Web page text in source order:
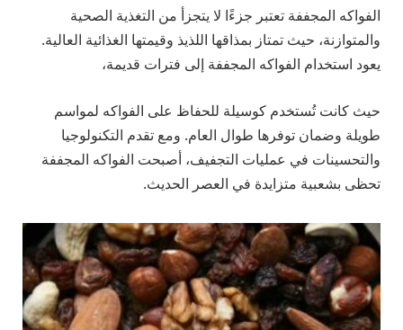
الفواكه المجففة تعتبر جزءًا لا يتجزأ من التغذية الصحية
والمتوازنة، حيث تمتاز بمذاقها اللذيذ وقيمتها الغذائية العالية.
يعود استخدام الفواكه المجففة إلى فترات قديمة،
حيث كانت تُستخدم كوسيلة للحفاظ على الفواكه لمواسم
طويلة وضمان توفرها طوال العام. ومع تقدم التكنولوجيا
والتحسينات في عمليات التجفيف، أصبحت الفواكه المجففة
تحظى بشعبية متزايدة في العصر الحديث.